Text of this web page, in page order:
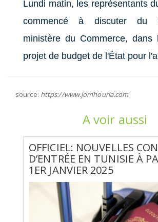
Lundi matin, les représentants
commencé à discuter du
ministère du Commerce, dans
projet de budget de l'État pour
source: https://www.jomhouria.com
A voir aussi
OFFICIEL: NOUVELLES
D’ENTRÉE EN TUNISIE À
1ER JANVIER 2025